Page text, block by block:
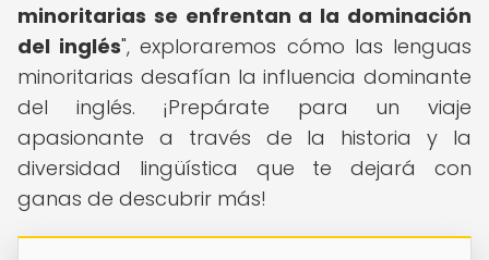
minoritarias se enfrentan a la dominación
del inglés", exploraremos cómo las lenguas
minoritarias desafían la influencia dominante
del inglés. ¡Prepárate para un viaje
apasionante a través de la historia y la
diversidad lingüística que te dejará con
ganas de descubrir más!